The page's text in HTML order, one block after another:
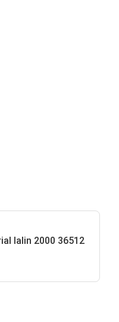
lalin 2000 36512